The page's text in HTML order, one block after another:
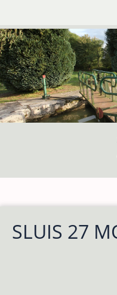
naar
de
inhoud
gaan
SLUIS 27